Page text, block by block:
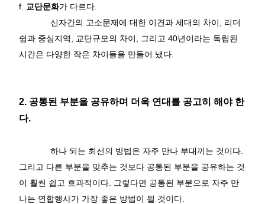
f. 교단문화가 다르다
신자간의 고소문제에 대한 이견과 세대의 차이
리더
쉽과 중심지역
교단규모의 차이 그리고 40년이라는 독립된
시간은 다양한 작은 차이들을 만들어 냈다
2. 공통된 부분을 공유하며 더욱 연대를 공고히 해야 한
다.
하나 되는 최선의 방법은 자주 만나 부대끼는 것이다
그리고 다른 부분을 맞추는 것보다 공통된 부분을 공유하는 것
이 훨씬 쉽고 효과적이다
그렇다면 공통된 부분으로 자주 만
나는 연합행사가 가장 좋은 방법이 될 것이다